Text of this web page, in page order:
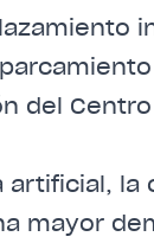
artificial,
mayor